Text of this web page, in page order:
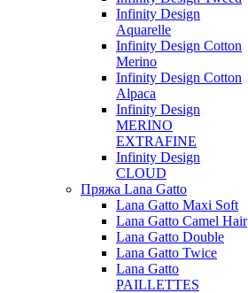
Infinity Design
Aquarelle
Infinity Design Cotton
Merino
Infinity Design Cotton
Alpaca
Infinity Design
MERINO
EXTRAFINE
Infinity Design
CLOUD
Пряжа Lana Gatto
Lana Gatto Maxi Soft
Lana Gatto Camel Hair
Lana Gatto Double
Lana Gatto Twice
Lana Gatto
PAILLETTES